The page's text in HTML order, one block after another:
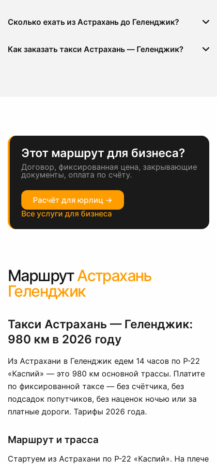
Сколько ехать из Астрахань до Геленджик?
Как заказать такси Астрахань — Геленджик?
Этот маршрут для бизнеса?
Договор, фиксированная цена, закрывающие
документы, оплата по счёту.
Расчёт для юрлиц →
Все услуги для бизнеса
МаршрутАстрахань
Геленджик
Такси Астрахань — Геленджик:
980 км в 2026 году
Из Астрахани в Геленджик едем 14 часов по Р-22
«Каспий» — это 980 км основной трассы. Платите
по фиксированной таксе — без счётчика, без
подсадок попутчиков, без наценок ночью или за
платные дороги. Тарифы 2026 года.
Маршрут и трасса
Стартуем из Астрахани по Р-22 «Каспий». На плече